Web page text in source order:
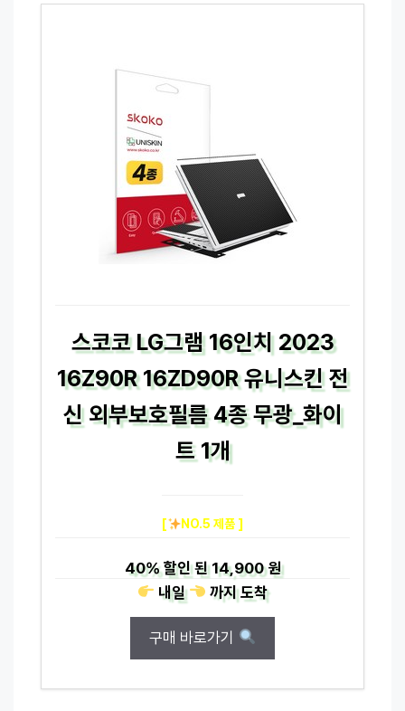
스코코 LG그램 16인치 2023
16Z90R 16ZD90R 유니스킨 전
신 외부보호필름 4종 무광_화이
트 1개
[ NO.5 제품 ]
40%할인 된14,900 원
내일
까지도착
구매 바로가기